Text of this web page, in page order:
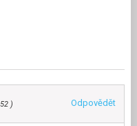
Odpovědět